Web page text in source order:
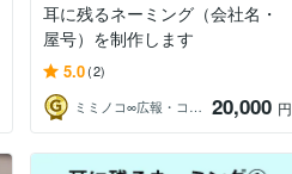
耳に残るネーミング（会社名・
屋号）を制作します
5.0(2)
ミミノコ∞広報・コピーライター
20,000 円